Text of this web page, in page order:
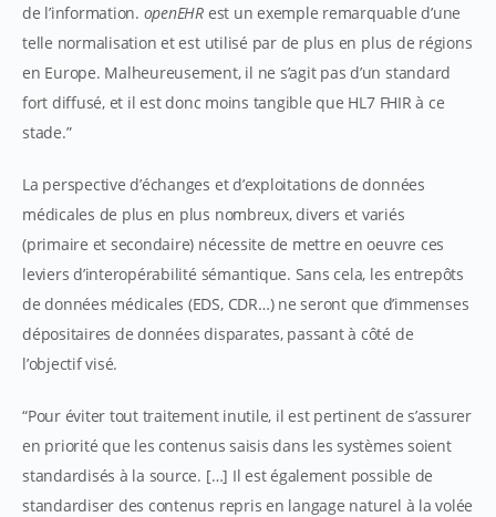
de l’information. openEHR est un exemple remarquable d’une
telle normalisation et est utilisé par de plus en plus de régions
en Europe. Malheureusement, il ne s’agit pas d’un standard
fort diffusé, et il est donc moins tangible que HL7 FHIR à ce
stade.”
La perspective d’échanges et d’exploitations de données
médicales de plus en plus nombreux, divers et variés
(primaire et secondaire) nécessite de mettre en oeuvre ces
leviers d’interopérabilité sémantique. Sans cela, les entrepôts
de données médicales (EDS, CDR…) ne seront que d’immenses
dépositaires de données disparates, passant à côté de
l’objectif visé.
“Pour éviter tout traitement inutile, il est pertinent de s’assurer
en priorité que les contenus saisis dans les systèmes soient
standardisés à la source. […] Il est également possible de
standardiser des contenus repris en langage naturel à la volée